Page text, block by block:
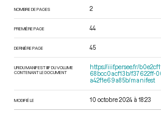
NOMBRE DE PAGES 2
PREMIÈRE PAGE 44
DERNIÈRE PAGE 45
URI DU MANIFEST IIIF DU VOLUME
CONTENANT LE DOCUMENT
https://iiif.persee.fr/
68bcc0acf13b/f37622ff-
a42f1e69a85b/manifest
MODIFIÉ LE 10 octobre 2024 à 18:23